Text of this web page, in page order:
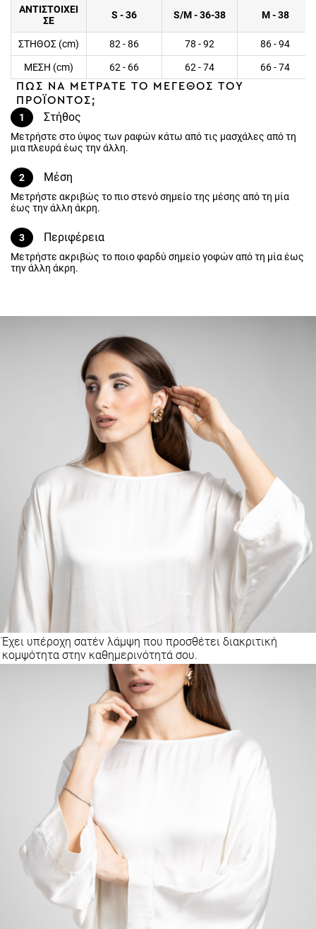
ΑΝΤΙΣΤΟΙΧΕΙ
ΣΕ
S - 36 S/M - 36-38 M - 38
ΣΤΗΘΟΣ (cm) 82 - 86 78 - 92 86 - 94
ΜΕΣΗ (cm) 62 - 66 62 - 74
66 - 74
ΠΩΣ ΝΑ ΜΕΤΡΑΤΕ ΤΟ ΜΕΓΕΘΟΣ ΤΟΥ
ΠΡΟΪΟΝΤΟΣ;
1
Στήθος
Μετρήστε στο ύψος των ραφών κάτω από τις μασχάλες από τη
μια πλευρά έως την άλλη.
2 Μέση
Μετρήστε ακριβώς το πιο στενό σημείο της μέσης από τη μία
έως την άλλη άκρη.
3 Περιφέρεια
Μετρήστε ακριβώς το ποιο φαρδύ σημείο γοφών από τη μία έως
την άλλη άκρη.
Έχει υπέροχη σατέν λάμψη που προσθέτει διακριτική
κομψότητα στην καθημερινότητά σου.